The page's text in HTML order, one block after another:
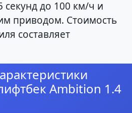
секунд до 100 км/ч и
приводом. Стоимость
составляет
Ambition 1.4